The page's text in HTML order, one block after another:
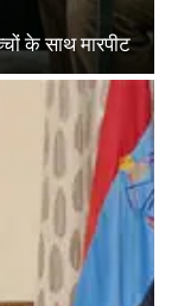
के साथ मारपीट